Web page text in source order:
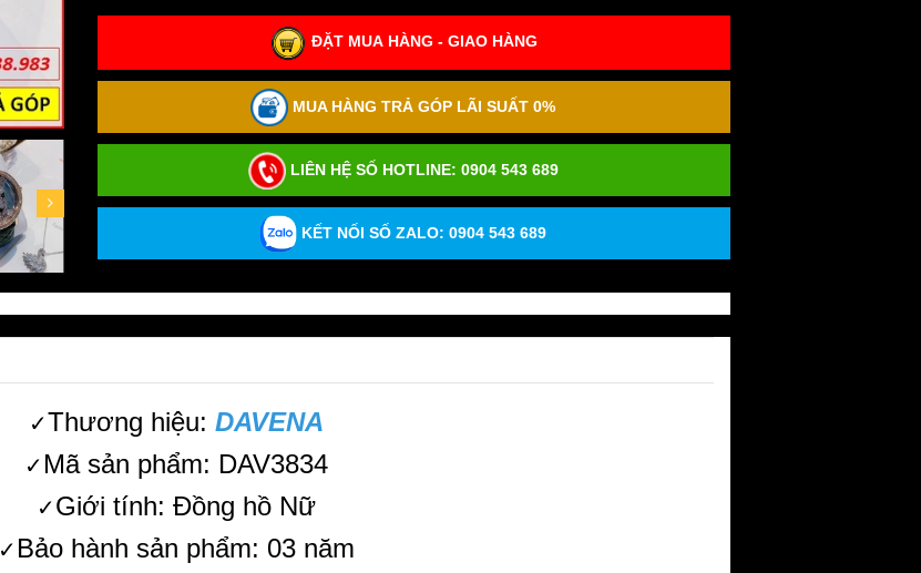
ĐẶT MUA HÀNG - GIAO HÀNG
MUA HÀNG TRẢ GÓP LÃI SUẤT 0%
LIÊN HỆ SỐ HOTLINE: 0904 543 689
KẾT NỐI SỐ ZALO: 0904 543 689
✓Thương hiệu: DAVENA
✓ Mã sản phẩm: DAV3834
✓Giới tính: Đồng hồ Nữ
✓ Bảo hành sản phẩm: 03 năm